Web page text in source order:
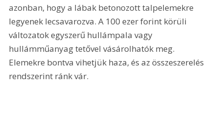
azonban, hogy a lábak betonozott talpelemekre
legyenek lecsavarozva. A 100 ezer forint körüli
változatok egyszerű hullámpala vagy
hullámműanyag tetővel vásárolhatók meg.
Elemekre bontva vihetjük haza, és az összeszerelés
rendszerint ránk vár.